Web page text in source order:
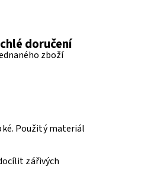
doručení
zboží
Použitý materiál
zářivých